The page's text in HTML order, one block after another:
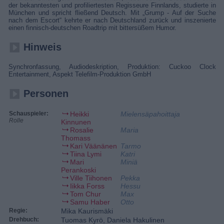
der bekanntesten und profiliertesten Regisseure Finnlands, studierte in
München und spricht fließend Deutsch. Mit „Grump - Auf der Suche
nach dem Escort“ kehrte er nach Deutschland zurück und inszenierte
einen finnisch-deutschen Roadtrip mit bittersüßem Humor.
Hinweis
Synchronfassung, Audiodeskription, Produktion: Cuckoo Clock
Entertainment, Aspekt Telefilm-Produktion GmbH
Personen
Schauspieler:
Rolle
Heikki
Kinnunen
Mielensäpahoittaja
Rosalie
Thomass
Maria
Kari Väänänen Tarmo
Tiina Lymi
Katri
Mari
Perankoski
Miniä
Ville Tiihonen
Pekka
Iikka Forss
Hessu
Tom Chur
Max
Samu Haber
Otto
Regie: Mika Kaurismäki
Drehbuch: Tuomas Kyrö, Daniela Hakulinen